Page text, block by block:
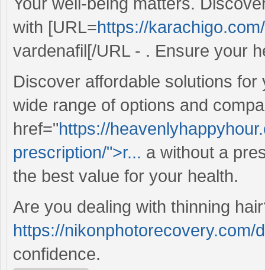
with [URL=https://
vardenafil[/URL - . Ensure your
Discover affordable solutions
wide range of options and
href="https://
prescription/">r... a without a
the best value for your health.
Are you dealing with thinning
https://nikonphotorecovery.com/
confidence.